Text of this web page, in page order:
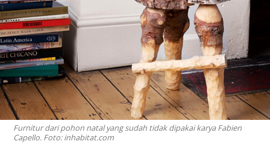
Furnitur dari pohon natal yang sudah tidak dipakai karya Fabien
Capello. Foto: inhabitat.com